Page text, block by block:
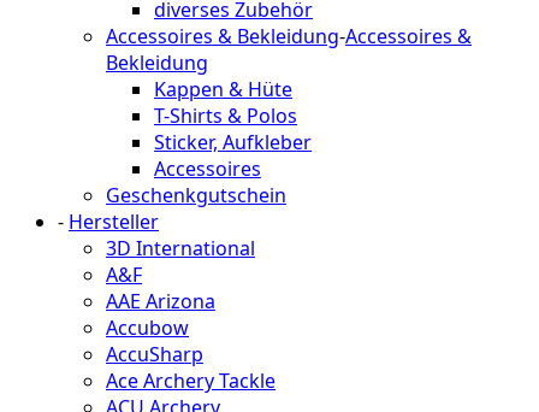
diverses Zubehör
Accessoires & Bekleidung-Accessoires &
Bekleidung
Kappen & Hüte
T-Shirts & Polos
Sticker, Aufkleber
Accessoires
Geschenkgutschein
- Hersteller
3D International
A&F
AAE Arizona
Accubow
AccuSharp
Ace Archery Tackle